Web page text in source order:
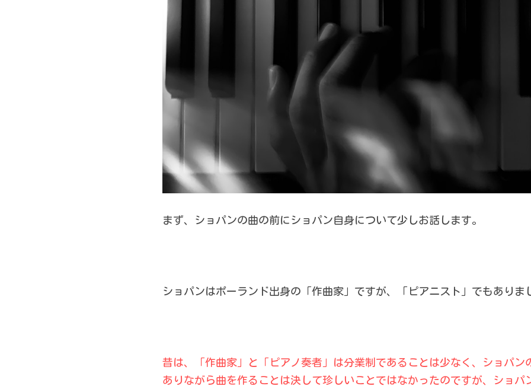
まず、 ショパンの曲の前にショパン自身について少しお話します。
ショパンはポーランド出身の「作曲家」ですが、「ピアニスト」でもあり
昔は、「作曲家」と「ピアノ奏者」は分業制であることは少なく、ショパン
ありながら曲を作ることは決して珍しいことではなかったのですが、ショパ